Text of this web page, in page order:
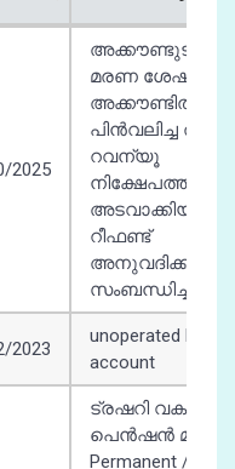
2025
മരണ ശേഷം
അക്കൗണ്ടിൽ
പിൻവലിച്ച തുക
റവന്യൂ
നിക്ഷേപത്തിൽ
അടവാക്കിയത് -
റീഫണ്ട്
സംബന്ധിച്ച്
2023
unoperated PTSB
account
ട്രഷറി വകുപ്പ് -
പെൻഷൻ മാസ്റ്റർ
Permanent /